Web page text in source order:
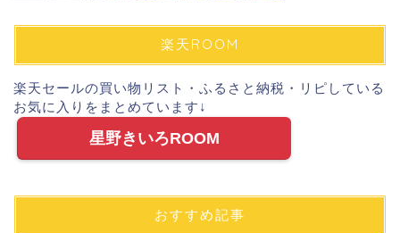
楽天ROOM
楽天セールの買い物リスト・ふるさと納税・リピしている
お気に入りをまとめています↓
星野きいろROOM
おすすめ記事